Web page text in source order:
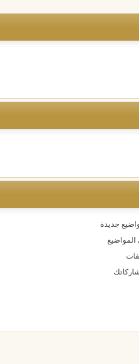
جديدة
المواضيع